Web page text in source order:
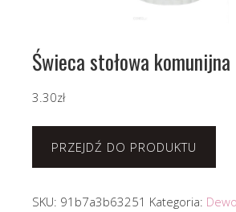
Świeca stołowa komunijna
3.30zł
PRZEJDŹ DO PRODUKTU
SKU: 91b7a3b63251 Kategoria: